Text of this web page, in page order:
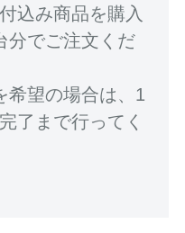
込み商品を購入
分でご注文くだ
望の場合は、1
了まで行ってく